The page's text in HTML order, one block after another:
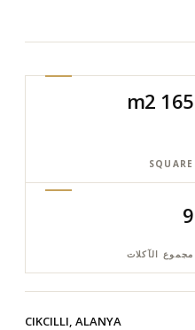
165 m2
SQUARE
9
مجموع الآكلات
CIKCILLI, ALANYA